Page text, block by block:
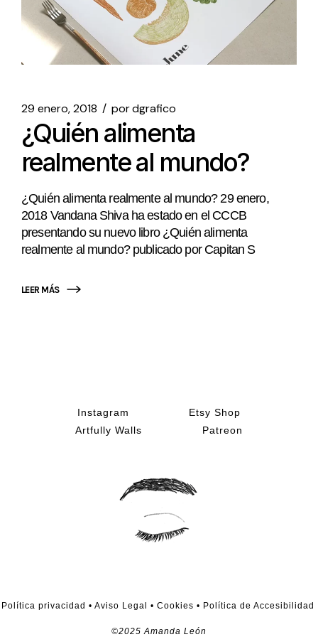
29 enero, 2018 pordgrafico
¿Quién alimenta
realmente al mundo?
¿Quién alimenta realmente al mundo? 29 enero,
2018 Vandana Shiva ha estado en el CCCB
presentando su nuevo libro ¿Quién alimenta
realmente al mundo? publicado por Capitan S
LEER MÁS
Instagram
Etsy Shop
Artfully Walls
Patreon
Política privacidad • Aviso Legal • Cookies • Política de Accesibilidad
©2025 Amanda León